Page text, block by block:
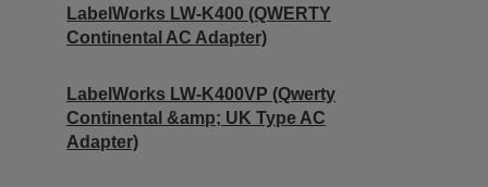
LabelWorks LW-K400 (QWERTY
Continental AC Adapter)
LabelWorks LW-K400VP (Qwerty
Continental &amp; UK Type AC
Adapter)